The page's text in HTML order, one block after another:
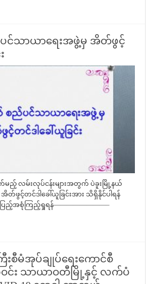
င်သာယာရေးအဖွဲ့မှ အိတ်ဖွင့်
မည့် လမ်းလုပ်ငန်းများအတွက် ပဲခူးမြို့နယ်
ဖွင့်တင်ဒါခေါ်ယူခြင်းအား သိရှိနိုင်ပါရန်
ြည့်အစုံကြည့်ရှုရန်————————–
းစီမံအုပ်ချုပ်ရေးကောင်စီ
ေဝင်း သာယာဝတီမြို့နှင့် လက်ပံ